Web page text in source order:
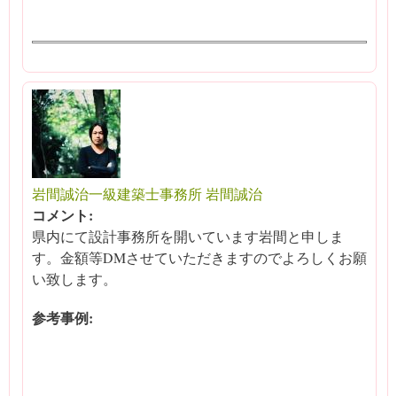
岩間誠治一級建築士事務所 岩間誠治
コメント:
県内にて設計事務所を開いています岩間と申しま
す。金額等DMさせていただきますのでよろしくお願
い致します。
参考事例: